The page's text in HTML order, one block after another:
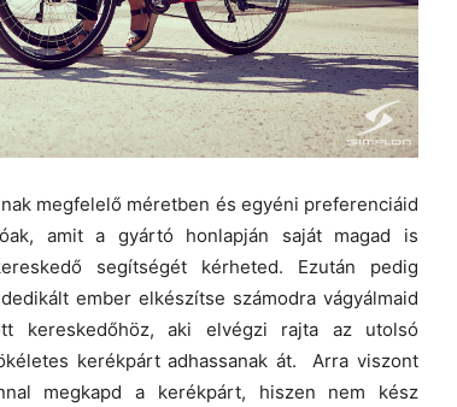
megfelelő méretben és egyéni preferenciáid
amit a gyártó honlapján saját magad is
segítségét kérheted. Ezután pedig
ember elkészítse számodra vágyálmaid
kereskedőhöz, aki elvégzi rajta az utolsó
kerékpárt adhassanak át. Arra viszont
megkapd a kerékpárt, hiszen nem kész